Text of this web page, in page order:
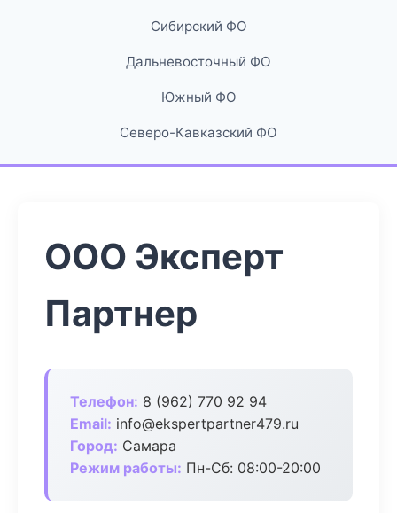
Сибирский ФО
Дальневосточный ФО
Южный ФО
Северо-Кавказский ФО
ООО Эксперт
Партнер
Телефон: 8 (962) 770 92 94
Email: info@ekspertpartner479.ru
Город: Самара
Режим работы: Пн-Сб: 08:00-20:00